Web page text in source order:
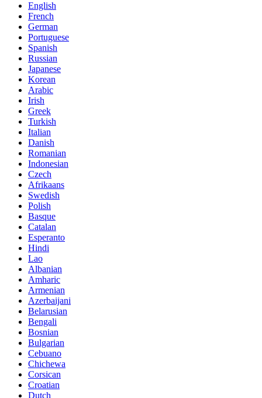
English
French
German
Portuguese
Spanish
Russian
Japanese
Korean
Arabic
Irish
Greek
Turkish
Italian
Danish
Romanian
Indonesian
Czech
Afrikaans
Swedish
Polish
Basque
Catalan
Esperanto
Hindi
Lao
Albanian
Amharic
Armenian
Azerbaijani
Belarusian
Bengali
Bosnian
Bulgarian
Cebuano
Chichewa
Corsican
Croatian
Dutch